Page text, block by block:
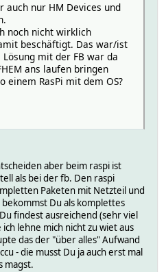
auch nur HM Devices und
noch nicht wirklich
beschäftigt. Das war/ist
mit der FB war da
ans laufen bringen
einem RasPi mit dem OS?
aber beim raspi ist
als bei der fb. Den raspi
Paketen mit Netzteil und
bekommst Du als komplettes
findest ausreichend (sehr viel
lehne mich nicht zu wiet aus
das der "über alles" Aufwand
- die musst Du ja auch erst mal
magst.